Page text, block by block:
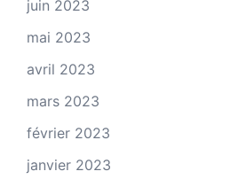
juin 2023
mai 2023
avril 2023
mars 2023
février 2023
janvier 2023